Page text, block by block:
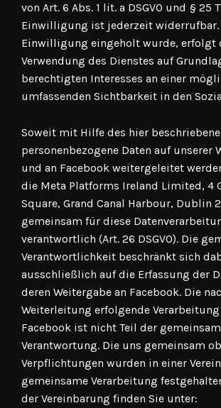
von Art. 6 Abs. 1 lit. a DSGVO und § 25
Einwilligung ist jederzeit widerrufbar.
Einwilligung eingeholt wurde, erfolgt
Verwendung des Dienstes auf
berechtigten Interesses an einer
umfassenden Sichtbarkeit in den
Soweit mit Hilfe des hier
personenbezogene Daten auf unserer
und an Facebook weitergeleitet
die Meta Platforms Ireland Limited, 4
Square, Grand Canal Harbour, Dublin
gemeinsam für diese
verantwortlich (Art. 26 DSGVO). Die
Verantwortlichkeit beschränkt sich
ausschließlich auf die Erfassung der
deren Weitergabe an Facebook. Die
Weiterleitung erfolgende
Facebook ist nicht Teil der
Verantwortung. Die uns gemeinsam
Verpflichtungen wurden in einer
gemeinsame Verarbeitung
der Vereinbarung finden Sie unter: